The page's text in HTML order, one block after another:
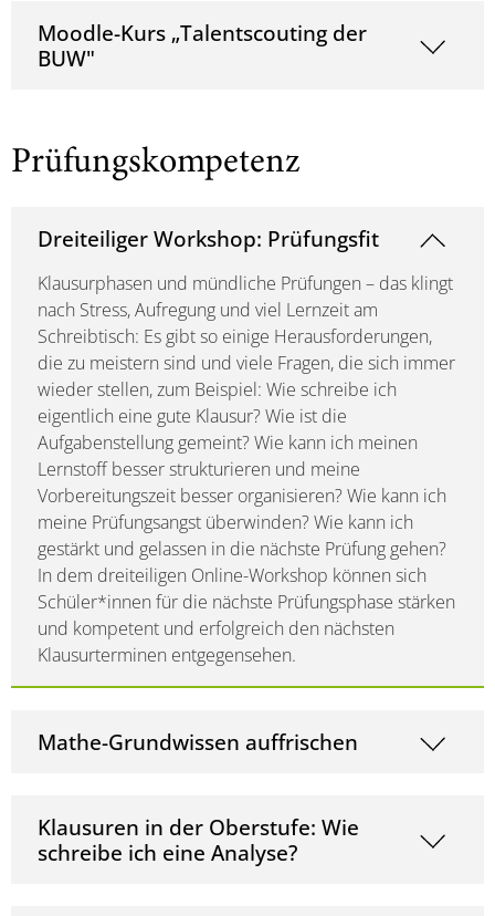
Moodle-Kurs „Talentscouting der
BUW"
Prüfungskompetenz
Dreiteiliger Workshop: Prüfungsfit
Klausurphasen und mündliche Prüfungen – das klingt
nach Stress, Aufregung und viel Lernzeit am
Schreibtisch: Es gibt so einige Herausforderungen,
die zu meistern sind und viele Fragen, die sich immer
wieder stellen, zum Beispiel: Wie schreibe ich
eigentlich eine gute Klausur? Wie ist die
Aufgabenstellung gemeint? Wie kann ich meinen
Lernstoff besser strukturieren und meine
Vorbereitungszeit besser organisieren? Wie kann ich
meine Prüfungsangst überwinden? Wie kann ich
gestärkt und gelassen in die nächste Prüfung gehen?
In dem dreiteiligen Online-Workshop können sich
Schüler*innen für die nächste Prüfungsphase stärken
und kompetent und erfolgreich den nächsten
Klausurterminen entgegensehen.
Mathe-Grundwissen auffrischen
Klausuren in der Oberstufe: Wie
schreibe ich eine Analyse?